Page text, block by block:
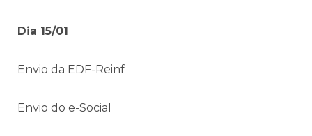
Dia 15/01
Envio da EDF-Reinf
Envio do e-Social